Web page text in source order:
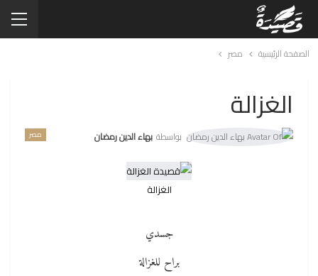
الصفحة الرئيسية مصر
الغزالة
مصر بواسطة بهاء الدين رمضان
الغزالة
جسدي
براح للغزالة